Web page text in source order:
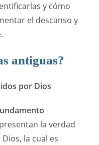
y cómo
el descanso y
antiguas?
por Dios
la verdad
la cual es